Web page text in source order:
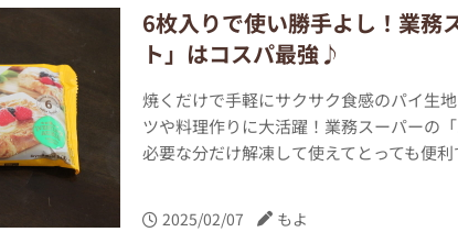
6枚入りで使い勝手よし！業務
ト」はコスパ最強♪
焼くだけで手軽にサクサク食感のパイ生
ツや料理作りに大活躍！業務スーパーの
必要な分だけ解凍して使えてとっても便
2025/02/07 もよ